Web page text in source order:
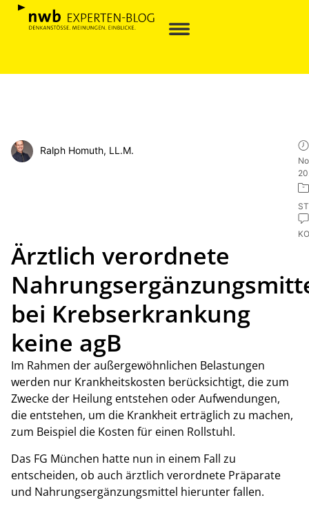
Ralph Homuth, LL.M.
Ärztlich verordnete
bei Krebserkrankung
keine agB
Im Rahmen der außergewöhnlichen Belastungen
werden nur Krankheitskosten berücksichtigt, die zum
Zwecke der Heilung entstehen oder Aufwendungen,
die entstehen, um die Krankheit erträglich zu machen,
zum Beispiel die Kosten für einen Rollstuhl.
Das FG München hatte nun in einem Fall zu
entscheiden, ob auch ärztlich verordnete Präparate
und Nahrungsergänzungsmittel hierunter fallen.